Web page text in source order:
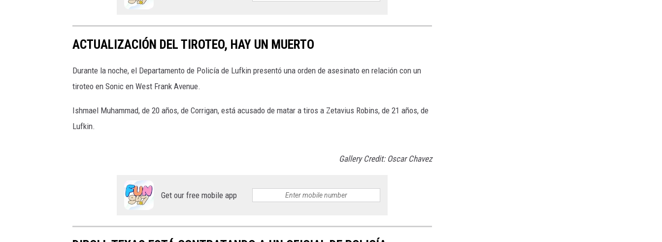
ACTUALIZACIÓN DEL TIROTEO, HAY UN MUERTO
Durante la noche, el Departamento de Policía de Lufkin presentó una orden de asesinato en relación con un
tiroteo en Sonic en West Frank Avenue.
Ishmael Muhammad, de 20 años, de Corrigan, está acusado de matar a tiros a Zetavius ​​Robins, de 21 años, de
Lufkin.
Gallery Credit: Oscar Chavez
Get our free mobile app